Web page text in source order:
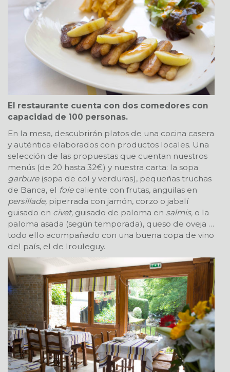
El restaurante cuenta con dos comedores con
capacidad de 100 personas.
En la mesa, descubrirán platos de una cocina casera
y auténtica elaborados con productos locales. Una
selección de las propuestas que cuentan nuestros
menús (de 20 hasta 32€) y nuestra carta: la sopa
garbure (sopa de col y verduras), pequeñas truchas
de Banca, el foie caliente con frutas, anguilas en
persillade, piperrada con jamón, corzo o jabalí
guisado en civet, guisado de paloma en salmis, o la
paloma asada (según temporada), queso de oveja …
todo ello acompañado con una buena copa de vino
del país, el de Irouleguy.